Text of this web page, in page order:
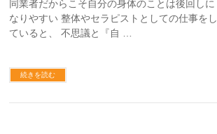
同業者だからこそ自分の身体のことは後回しに
なりやすい 整体やセラピストとしての仕事をし
ていると、 不思議と『自 …
続きを読む